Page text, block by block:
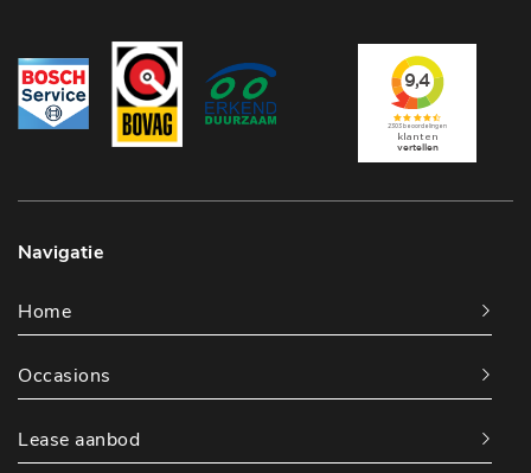
Navigatie
Home
Occasions
Lease aanbod